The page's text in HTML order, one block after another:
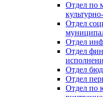
Отдел по
Отдел
Отдел
Отдел
Отдел
Отдел
Отдел по